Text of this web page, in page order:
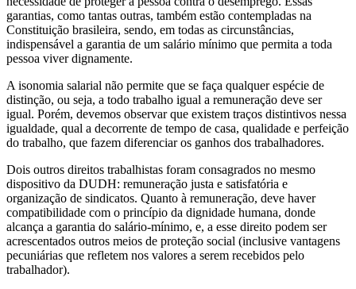
garantias, como tantas outras, também estão contempladas na
Constituição brasileira, sendo, em todas as circunstâncias,
indispensável a garantia de um salário mínimo que permita a toda
pessoa viver dignamente.
A isonomia salarial não permite que se faça qualquer espécie de
distinção, ou seja, a todo trabalho igual a remuneração deve ser
igual. Porém, devemos observar que existem traços distintivos nessa
igualdade, qual a decorrente de tempo de casa, qualidade e perfeição
do trabalho, que fazem diferenciar os ganhos dos trabalhadores.
Dois outros direitos trabalhistas foram consagrados no mesmo
dispositivo da DUDH: remuneração justa e satisfatória e
organização de sindicatos. Quanto à remuneração, deve haver
compatibilidade com o princípio da dignidade humana, donde
alcança a garantia do salário-mínimo, e, a esse direito podem ser
acrescentados outros meios de proteção social (inclusive vantagens
pecuniárias que refletem nos valores a serem recebidos pelo
trabalhador).